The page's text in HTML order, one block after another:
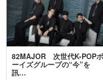
82MAJOR 次世代K-POPボ
ーイズグループの“今”を
訊…